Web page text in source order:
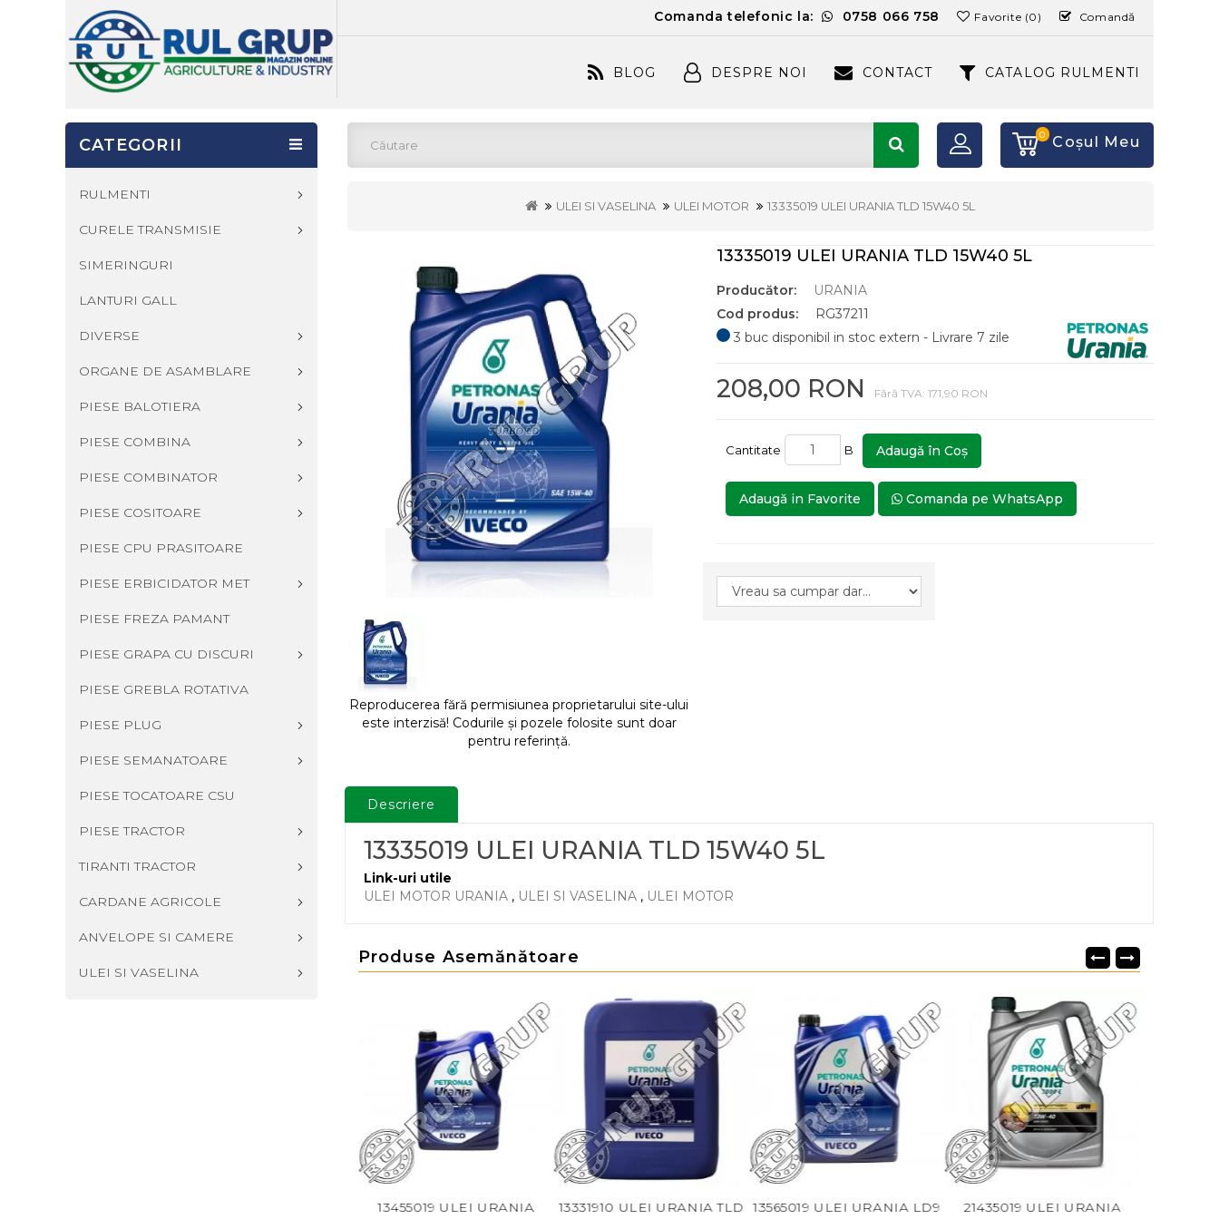
Comanda telefonic la: 0758 066 758 Favorite (0) Comandă
BLOG DESPRE NOI CONTACT CATALOG RULMENTI
0 Coşul Meu
ULEI SI VASELINA ULEI MOTOR 13335019 ULEI URANIA TLD 15W40 5L
CATEGORII
RULMENTI
CURELE TRANSMISIE
SIMERINGURI
LANTURI GALL
DIVERSE
ORGANE DE ASAMBLARE
PIESE BALOTIERA
PIESE COMBINA
PIESE COMBINATOR
PIESE COSITOARE
PIESE CPU PRASITOARE
PIESE ERBICIDATOR MET
PIESE FREZA PAMANT
PIESE GRAPA CU DISCURI
PIESE GREBLA ROTATIVA
PIESE PLUG
PIESE SEMANATOARE
PIESE TOCATOARE CSU
PIESE TRACTOR
TIRANTI TRACTOR
CARDANE AGRICOLE
ANVELOPE SI CAMERE
ULEI SI VASELINA
Reproducerea fără permisiunea proprietarului site-ului
este interzisă! Codurile și pozele folosite sunt doar
pentru referință.
13335019 ULEI URANIA TLD 15W40 5L
Producător:
URANIA
Cod produs:
RG37211
3 buc disponibil in stoc extern - Livrare 7 zile
208,00 RON Fără TVA: 171,90 RON
Cantitate B Adaugă în Coş
Adaugă in Favorite Comanda pe WhatsApp
Descriere
13335019 ULEI URANIA TLD 15W40 5L
Link-uri utile
ULEI MOTOR URANIA , ULEI SI VASELINA , ULEI MOTOR
Produse Asemănătoare
13455019 ULEI URANIA
13331910 ULEI URANIA TLD
13565019 ULEI URANIA LD9
21435019 ULEI URANIA
21401910 ULEI URANIA